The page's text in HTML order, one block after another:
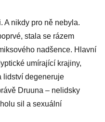
A nikdy pro ně nebyla.
stala se rázem
nadšence. Hlavní
umírající krajiny,
lidství degeneruje
Druuna – nelidsky
sil a sexuální